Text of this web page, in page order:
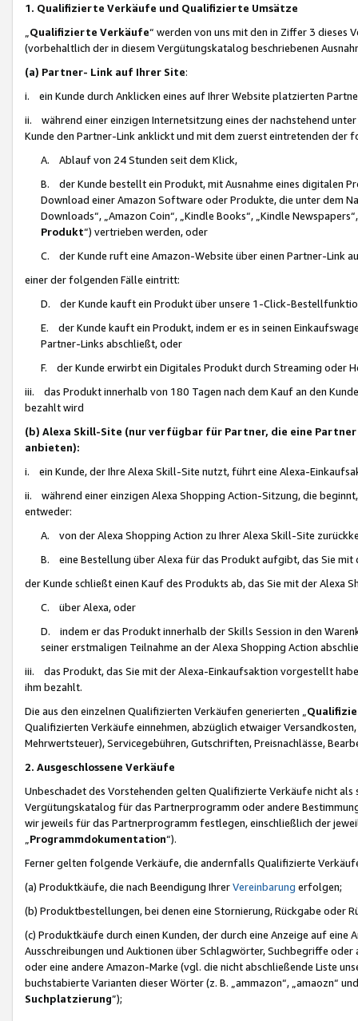
1. Qualifizierte Verkäufe und Qualifizierte Umsätze
Qualifizierte Verkäufe“ werden von uns mit den in Ziffer 3
(vorbehaltlich der in diesem Vergütungskatalog beschriebenen
(a) Partner- Link auf Ihrer Site:
i. ein Kunde durch Anklicken eines auf Ihrer Website platzierten
ii. während einer einzigen Internetsitzung eines der nachstehend
Kunde den Partner-Link anklickt und mit dem zuerst eintretenden der
A. Ablauf von 24 Stunden seit dem Klick,
B. der Kunde bestellt ein Produkt, mit Ausnahme eines digitalen
Download einer Amazon Software oder Produkte, die unter dem
Downloads“, „Amazon Coin“, „Kindle Books“, „Kindle
Produkt“) vertrieben werden, oder
C. der Kunde ruft eine Amazon-Website über einen Partner-Link
einer der folgenden Fälle eintritt:
D. der Kunde kauft ein Produkt über unsere 1-Click-
E. der Kunde kauft ein Produkt, indem er es in seinen
Partner-Links abschließt, oder
F. der Kunde erwirbt ein Digitales Produkt durch Streaming oder
iii. das Produkt innerhalb von 180 Tagen nach dem Kauf an den
bezahlt wird
(b) Alexa Skill-Site (nur verfügbar für Partner, die eine
anbieten):
i. ein Kunde, der Ihre Alexa Skill-Site nutzt, führt eine Alexa-
ii. während einer einzigen Alexa Shopping Action-Sitzung, die
entweder:
A. von der Alexa Shopping Action zu Ihrer Alexa Skill-Site
B. eine Bestellung über Alexa für das Produkt aufgibt, das Sie mit
der Kunde schließt einen Kauf des Produkts ab, das Sie mit der Alexa
C. über Alexa, oder
D. indem er das Produkt innerhalb der Skills Session in den
seiner erstmaligen Teilnahme an der Alexa Shopping Action
iii. das Produkt, das Sie mit der Alexa-Einkaufsaktion vorgestellt
ihm bezahlt.
Die aus den einzelnen Qualifizierten Verkäufen generierten „
Qualifizierten Verkäufe einnehmen, abzüglich etwaiger
Mehrwertsteuer), Servicegebühren, Gutschriften, Preisnachlässe,
2. Ausgeschlossene Verkäufe
Unbeschadet des Vorstehenden gelten Qualifizierte Verkäufe nicht
Vergütungskatalog für das Partnerprogramm oder andere
wir jeweils für das Partnerprogramm festlegen, einschließlich der
Programmdokumentation“).
Ferner gelten folgende Verkäufe, die andernfalls Qualifizierte
(a) Produktkäufe, die nach Beendigung IhrerVereinbarung erfolgen;
(b) Produktbestellungen, bei denen eine Stornierung, Rückgabe oder
(c) Produktkäufe durch einen Kunden, der durch eine Anzeige auf
Ausschreibungen und Auktionen über Schlagwörter, Suchbegriffe
oder eine andere Amazon-Marke (vgl. die nicht abschließende Liste
buchstabierte Varianten dieser Wörter (z. B. „ammazon“, „amaozn“
Suchplatzierung”);